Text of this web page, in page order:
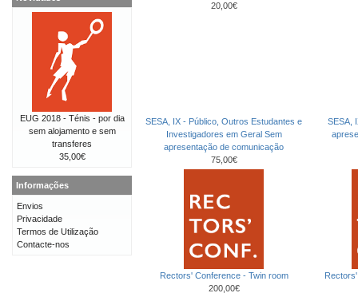
20,00€
SESA, IX - Público, Outros Estudantes e
Investigadores em Geral Sem
apresentação de comunicação
75,00€
SESA,
Rectors' Conference - Twin room
200,00€
EUG 2018 - Ténis - por dia
sem alojamento e sem
transferes
35,00€
Informações
Envios
Privacidade
Termos de Utilização
Contacte-nos